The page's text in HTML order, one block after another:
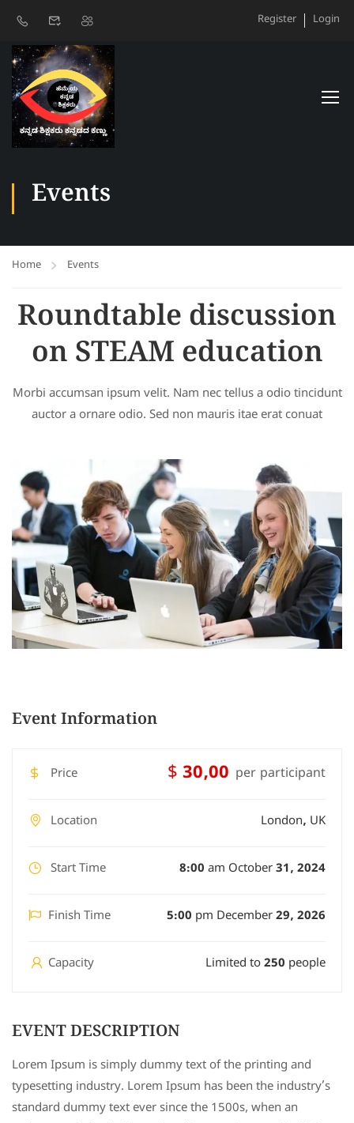
Register Login
Events
Home Events
Roundtable discussion
on STEAM education
Morbi accumsan ipsum velit. Nam nec tellus a odio tincidunt
auctor a ornare odio. Sed non mauris itae erat conuat
Event Information
Price $ 30,00 per participant
Location London, UK
Start Time 8:00 am October 31, 2024
Finish Time 5:00 pm December 29, 2026
Capacity Limited to 250 people
EVENT DESCRIPTION
Lorem Ipsum is simply dummy text of the printing and
typesetting industry. Lorem Ipsum has been the industry’s
standard dummy text ever since the 1500s, when an